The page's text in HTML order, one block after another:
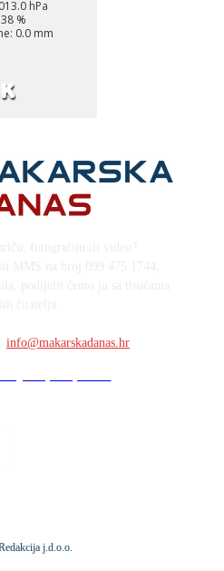
info@makarskadanas.hr
j.d.o.o.